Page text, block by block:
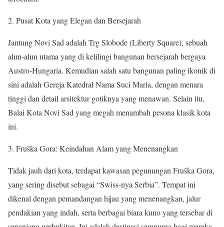
Pusat Kota yang Elegan dan Bersejarah
Jantung Novi Sad adalah Trg Slobode (Liberty Square), sebuah
alun-alun utama yang di kelilingi bangunan bersejarah bergaya
Austro-Hungaria. Kemudian salah satu bangunan paling ikonik di
sini adalah Gereja Katedral Nama Suci Maria, dengan menara
tinggi dan detail arsitektur gotiknya yang menawan. Selain itu,
Balai Kota Novi Sad yang megah menambah pesona klasik kota
ini.
Fruška Gora: Keindahan Alam yang Menenangkan
Tidak jauh dari kota, terdapat kawasan pegunungan Fruška Gora,
yang sering disebut sebagai “Swiss-nya Serbia”. Tempat ini
dikenal dengan pemandangan hijau yang menenangkan, jalur
pendakian yang indah, serta berbagai biara kuno yang tersebar di